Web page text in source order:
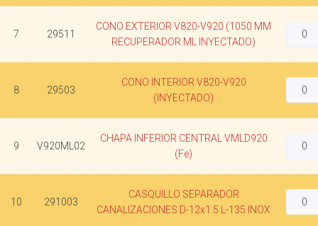
7 29511
CONO EXTERIOR V820-V920 (1050 MM
RECUPERADOR ML INYECTADO)
8 29503
CONO INTERIOR V820-V920
(INYECTADO)
9 V920ML02
CHAPA INFERIOR CENTRAL VMLD920
(Fe)
10 291003
CASQUILLO SEPARADOR
CANALIZACIONES D-12x1.5 L-135 INOX